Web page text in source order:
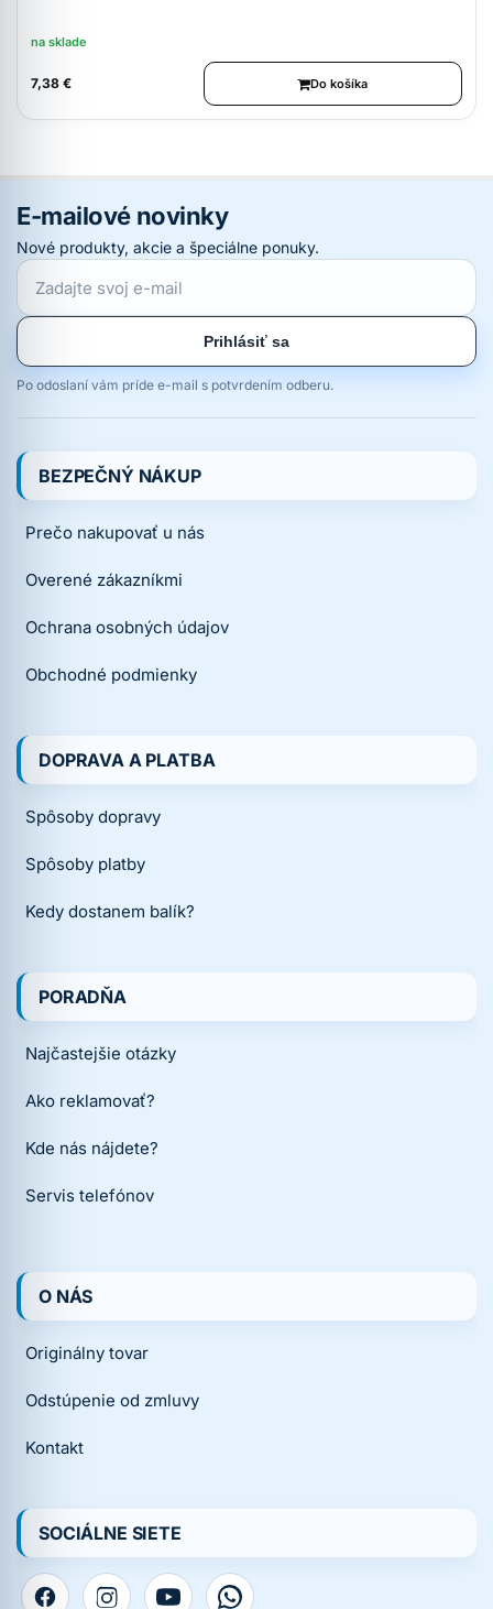
na sklade
7,38 € Do košíka
E-mailové novinky
Nové produkty, akcie a špeciálne ponuky.
Prihlásiť sa
Po odoslaní vám príde e-mail s potvrdením odberu.
BEZPEČNÝ NÁKUP
Prečo nakupovať u nás
Overené zákazníkmi
Ochrana osobných údajov
Obchodné podmienky
DOPRAVA A PLATBA
Spôsoby dopravy
Spôsoby platby
Kedy dostanem balík?
PORADŇA
Najčastejšie otázky
Ako reklamovať?
Kde nás nájdete?
Servis telefónov
O NÁS
Originálny tovar
Odstúpenie od zmluvy
Kontakt
SOCIÁLNE SIETE